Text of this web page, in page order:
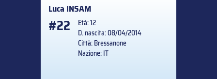
Luca INSAM
#22
Età: 12
D. nascita: 08/04/2014
Città: Bressanone
Nazione: IT